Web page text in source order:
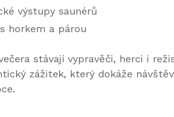
výstupy saunérů
horkem a párou
stávají vypravěči, herci i
zážitek, který dokáže